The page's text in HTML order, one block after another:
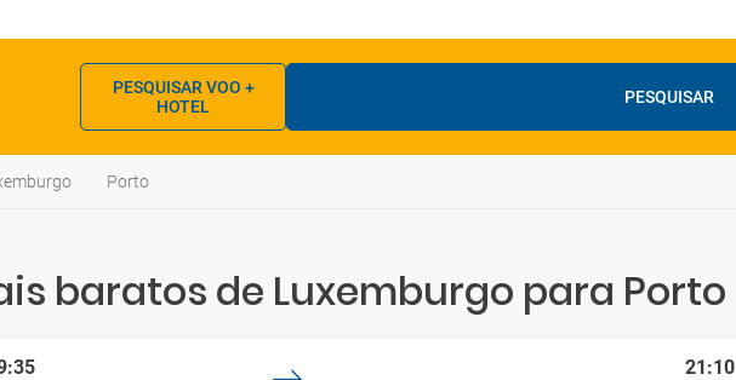
PESQUISAR
PESQUISAR VOO +
HOTEL
Porto
baratos de Luxemburgo para Porto
21:10